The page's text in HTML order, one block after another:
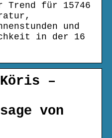
Trend für 15746
und
in der 16
–
von